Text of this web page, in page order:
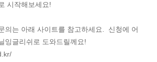
시작해보세요!
의는 아래 사이트를 참고하세요. 신청에 어
잉글리쉬로 도와드릴께요!